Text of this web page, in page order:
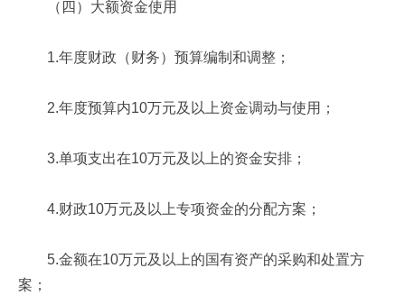
（四）大额资金使用
1.年度财政（财务）预算编制和调整；
2.年度预算内10万元及以上资金调动与使用；
3.单项支出在10万元及以上的资金安排；
4.财政10万元及以上专项资金的分配方案；
5.金额在10万元及以上的国有资产的采购和处置方
案；